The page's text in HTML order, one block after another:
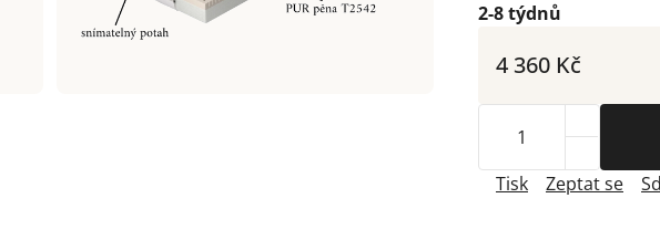
4 360 Kč
2-8 týdnů
Tisk Zeptat se